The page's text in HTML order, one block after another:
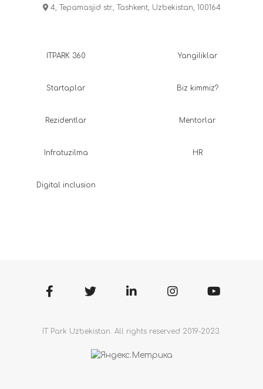
4, Tepamasjid str., Tashkent, Uzbekistan, 100164
ITPARK 360
Startaplar
Rezidentlar
Infratuzilma
Digital inclusion
Yangiliklar
Biz kimmiz?
Mentorlar
HR
IT Park Uzbekistan. All rights reserved 2019-2023.